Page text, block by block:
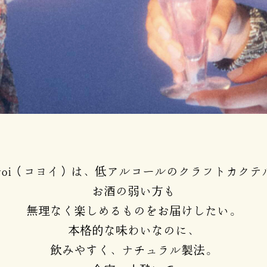
（コヨイ）は、低アルコールの クラフトカクテ
お酒の弱い方も
無理なく楽しめるものをお届けしたい。
本格的な味わいなのに、
飲みやすく、ナチュラル製法。